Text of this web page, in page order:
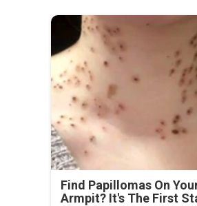
Find Papillomas On
Armpit? It's The First